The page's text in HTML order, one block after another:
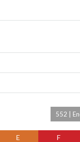
E F
552 |